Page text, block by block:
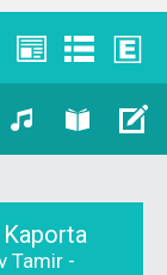
Kaporta
Tamir -